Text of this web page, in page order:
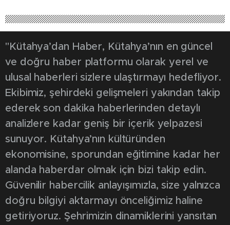
"Kütahya’dan Haber, Kütahya’nın en güncel
ve doğru haber platformu olarak yerel ve
ulusal haberleri sizlere ulaştırmayı hedefliyor.
Ekibimiz, şehirdeki gelişmeleri yakından takip
ederek son dakika haberlerinden detaylı
analizlere kadar geniş bir içerik yelpazesi
sunuyor. Kütahya’nın kültüründen
ekonomisine, sporundan eğitimine kadar her
alanda haberdar olmak için bizi takip edin.
Güvenilir habercilik anlayışımızla, size yalnızca
doğru bilgiyi aktarmayı önceliğimiz haline
getiriyoruz. Şehrimizin dinamiklerini yansıtan